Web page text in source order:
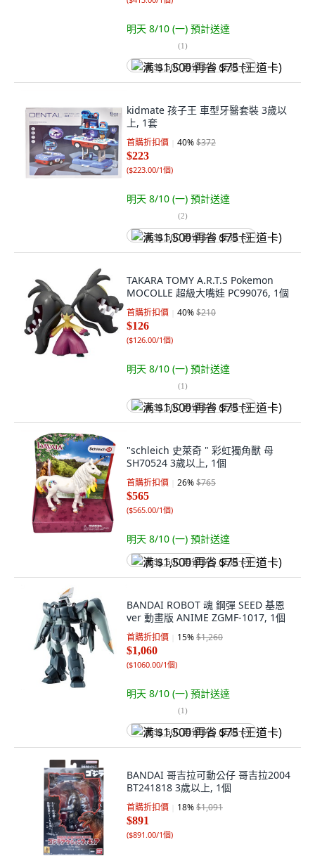
明天 8/10 (一) 預計送達
(1)
满 $1,500 再省 $75 (王道卡)
kidmate 孩子王 車型牙醫套裝 3歲以
上, 1套
首購折扣價 40%$372
$223
($223.00/1個)
明天 8/10 (一) 預計送達
(2)
满 $1,500 再省 $75 (王道卡)
TAKARA TOMY A.R.T.S Pokemon
MOCOLLE 超級大嘴娃 PC99076, 1個
首購折扣價 40%$210
$126
($126.00/1個)
明天 8/10 (一) 預計送達
(1)
满 $1,500 再省 $75 (王道卡)
"schleich 史萊奇 " 彩虹獨角獸 母
SH70524 3歲以上, 1個
首購折扣價 26%$765
$565
($565.00/1個)
明天 8/10 (一) 預計送達
满 $1,500 再省 $75 (王道卡)
BANDAI ROBOT 魂 鋼彈 SEED 基恩
ver 動畫版 ANIME ZGMF-1017, 1個
首購折扣價 15%$1,260
$1,060
($1060.00/1個)
明天 8/10 (一) 預計送達
(1)
满 $1,500 再省 $75 (王道卡)
BANDAI 哥吉拉可動公仔 哥吉拉2004
BT241818 3歲以上, 1個
首購折扣價 18%$1,091
$891
($891.00/1個)